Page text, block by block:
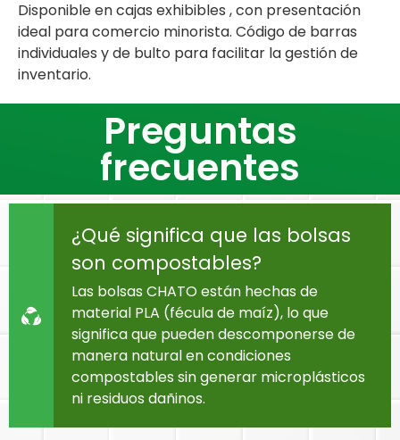
Disponible en cajas exhibibles , con presentación
ideal para comercio minorista. Código de barras
individuales y de bulto para facilitar la gestión de
inventario.
Preguntas
frecuentes
¿Qué significa que las bolsas
son compostables?
Las bolsas CHATO están hechas de
material PLA (fécula de maíz), lo que
significa que pueden descomponerse de
manera natural en condiciones
compostables sin generar microplásticos
ni residuos dañinos.